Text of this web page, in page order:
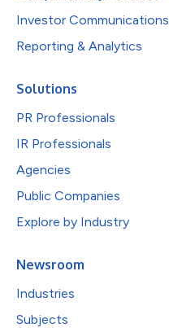
Investor Communications
Reporting & Analytics
Solutions
PR Professionals
IR Professionals
Agencies
Public Companies
Explore by Industry
Newsroom
Industries
Subjects